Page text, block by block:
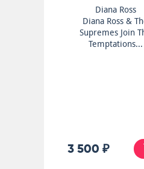
Diana Ross
Diana Ross &
Supremes Join
Temptations...
3 500 ₽